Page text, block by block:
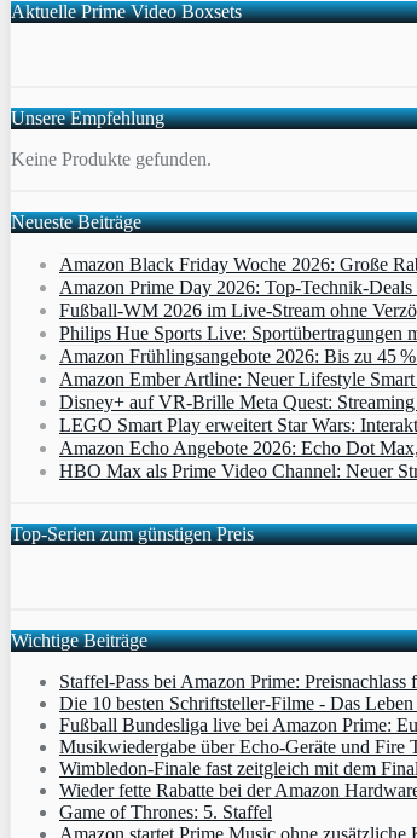
Aktuelle Prime Video Boxsets
Unsere Empfehlung
Keine Produkte gefunden.
Neueste Beiträge
Amazon Black Friday Woche 2026: Große
Amazon Prime Day 2026: Top-Technik-
Fußball-WM 2026 im Live-Stream ohne
Philips Hue Sports Live: Sportübertragungen
Amazon Frühlingsangebote 2026: Bis zu 45
Amazon Ember Artline: Neuer Lifestyle
Disney+ auf VR-Brille Meta Quest:
LEGO Smart Play erweitert Star Wars:
Amazon Echo Angebote 2026: Echo Dot
HBO Max als Prime Video Channel: Neuer
Top-Serien zum günstigen Preis
Wichtige Beiträge
Staffel-Pass bei Amazon Prime: Preisnachlass
Die 10 besten Schriftsteller-Filme - Das
Fußball Bundesliga live bei Amazon Prime:
Musikwiedergabe über Echo-Geräte und Fire
Wimbledon-Finale fast zeitgleich mit dem
Wieder fette Rabatte bei der Amazon
Game of Thrones: 5. Staffel